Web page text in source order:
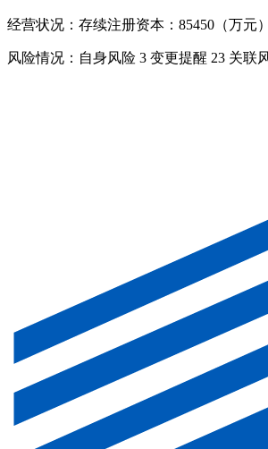
经营状况：存续注册资本：85450（万元）
风险情况：自身风险 3 变更提醒 23 关联